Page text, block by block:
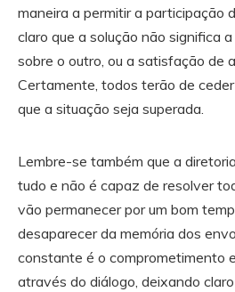
maneira a permitir a participação
claro que a solução não significa
sobre o outro, ou a satisfação de
Certamente, todos terão de
que a situação seja superada.
Lembre-se também que a
tudo e não é capaz de resolver
vão permanecer por um bom
desaparecer da memória dos
constante é o comprometimento
através do diálogo, deixando